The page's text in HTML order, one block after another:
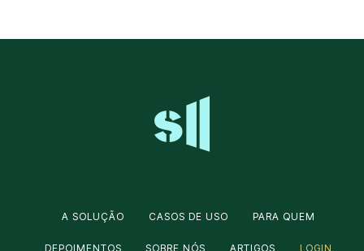
A SOLUÇÃO CASOS DE USO PARA QUEM
DEPOIMENTOS SOBRE NÓS ARTIGOS LOGIN